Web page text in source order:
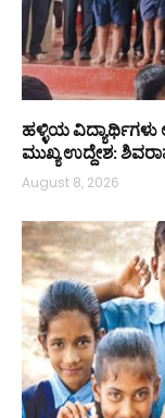
ಹಳ್ಳಿಯ ವಿದ್ಯಾರ್ಥಿಗಳು
ಮುಖ್ಯ ಉದ್ದೇಶ:
August 8, 2026